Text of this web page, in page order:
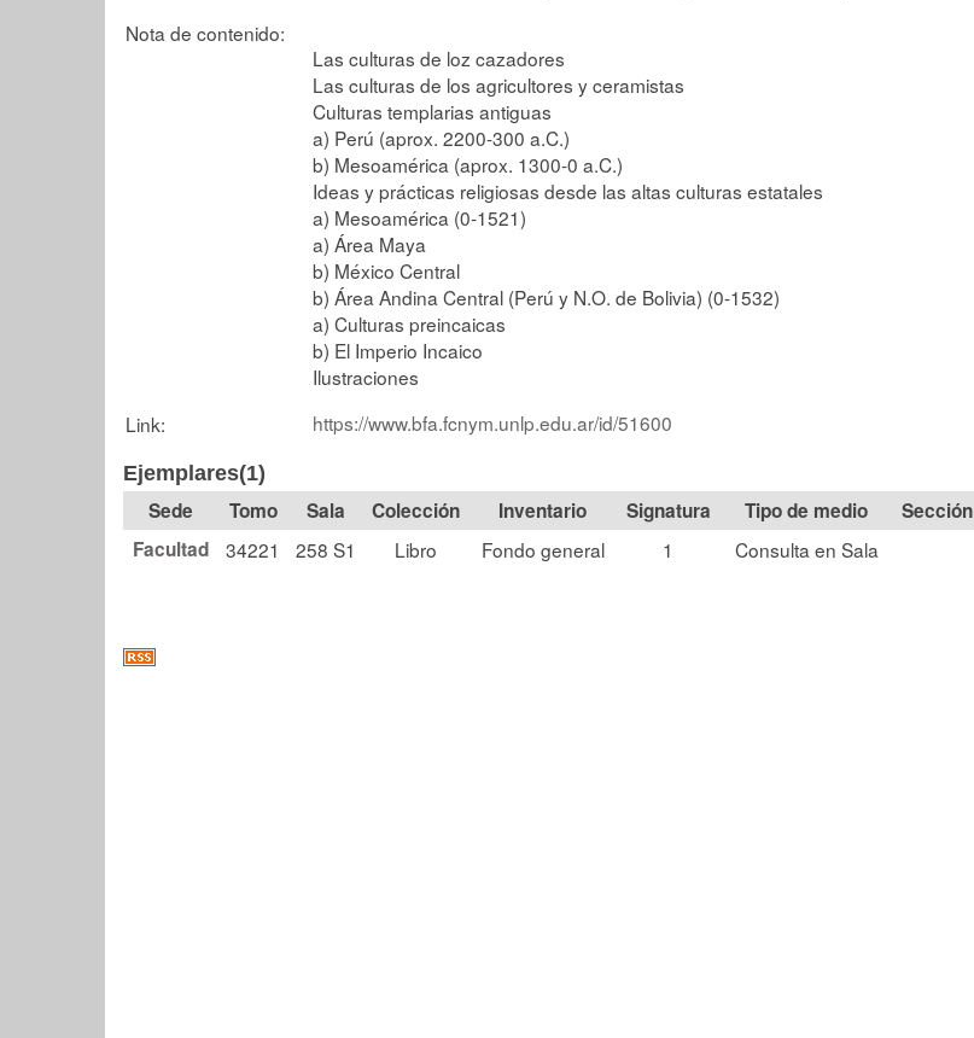
Nota de contenido:
Las culturas de loz cazadores
Las culturas de los agricultores y ceramistas
Culturas templarias antiguas
a) Perú (aprox. 2200-300 a.C.)
b) Mesoamérica (aprox. 1300-0 a.C.)
Ideas y prácticas religiosas desde las altas culturas estatales
a) Mesoamérica (0-1521)
a) Área Maya
b) México Central
b) Área Andina Central (Perú y N.O. de Bolivia) (0-1532)
a) Culturas preincaicas
b) El Imperio Incaico
Ilustraciones
Link:
https://www.bfa.fcnym.unlp.edu.ar/id/51600
Ejemplares(1)
Tomo Sala Colección Signatura Tipo de medio Sección
Facultad
34221 258 S1 Libro Fondo general 1 Consulta en Sala